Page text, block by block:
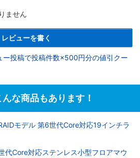
ません
レビューを書く
ー投稿で投稿件数×500円分の値引クー
な商品もあります！
モデル 第6世代Core対応19インチラ
代Core対応ステンレス小型フロアマウ